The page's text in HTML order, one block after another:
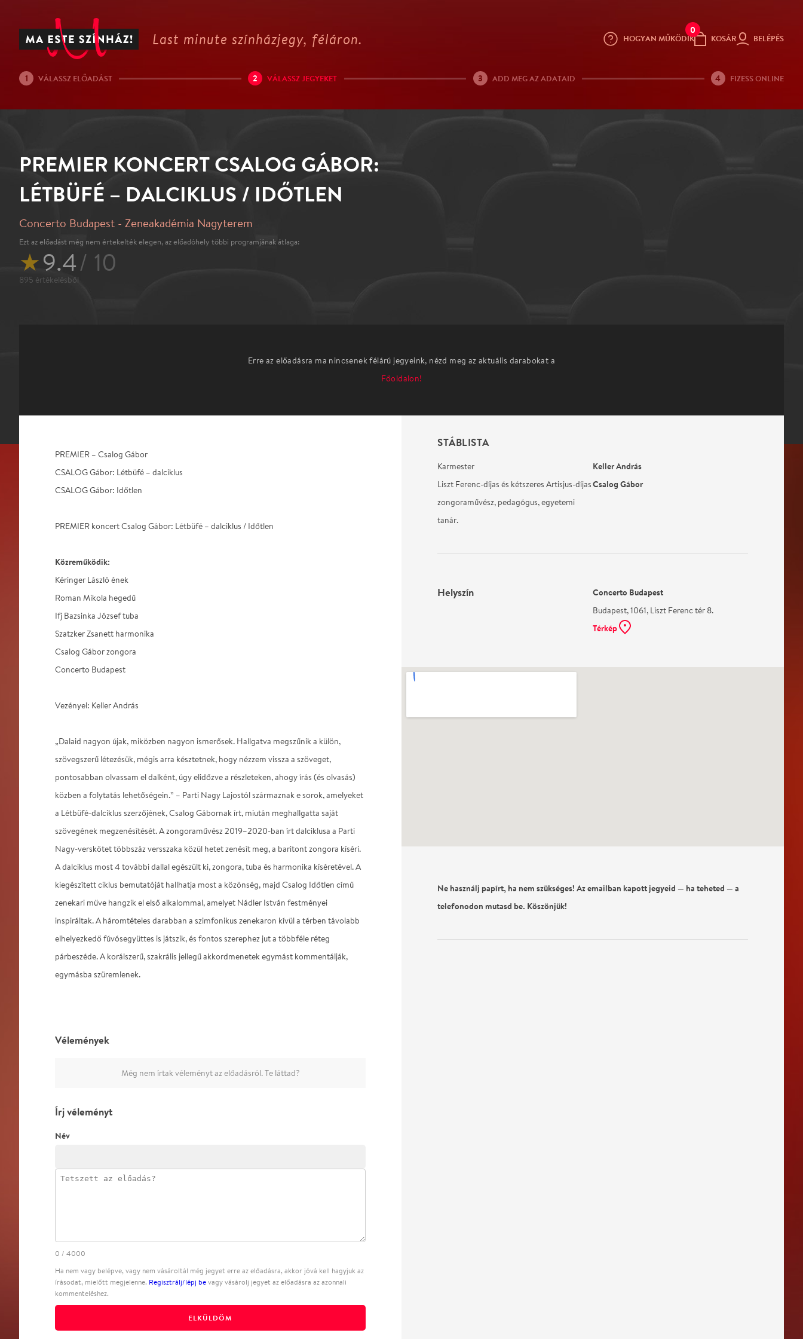
Last minute színházjegy, féláron. HOGYAN MŰKÖDIK
0
KOSÁR BELÉPÉS
1 VÁLASSZ ELŐADÁST 2 VÁLASSZ JEGYEKET 3 ADD MEG AZ ADATAID 4 FIZESS ONLINE
PREMIER KONCERT CSALOG GÁBOR:
LÉTBÜFÉ – DALCIKLUS / IDŐTLEN
Concerto Budapest - Zeneakadémia Nagyterem
Ezt az előadást még nem értekelték elegen, az előadóhely többi programjának átlaga:
★9.4/ 10
895 értékelésből
Erre az előadásra ma nincsenek félárú jegyeink, nézd meg az aktuális darabokat a
Főoldalon!
PREMIER – Csalog Gábor
CSALOG Gábor: Létbüfé – dalciklus
CSALOG Gábor: Időtlen
PREMIER koncert Csalog Gábor: Létbüfé – dalciklus / Időtlen
Közreműködik:
Kéringer László ének
Roman Mikola hegedű
Ifj Bazsinka József tuba
Szatzker Zsanett harmonika
Csalog Gábor zongora
Concerto Budapest
Vezényel: Keller András
„Dalaid nagyon újak, miközben nagyon ismerősek. Hallgatva megszűnik a külön,
szövegszerű létezésük, mégis arra késztetnek, hogy nézzem vissza a szöveget,
pontosabban olvassam el dalként, úgy elidőzve a részleteken, ahogy írás (és olvasás)
közben a folytatás lehetőségein.” – Parti Nagy Lajostól származnak e sorok, amelyeket
a Létbüfé-dalciklus szerzőjének, Csalog Gábornak írt, miután meghallgatta saját
szövegének megzenésítését. A zongoraművész 2019–2020-ban írt dalciklusa a Parti
Nagy-verskötet többszáz versszaka közül hetet zenésít meg, a baritont zongora kíséri.
A dalciklus most 4 további dallal egészült ki, zongora, tuba és harmonika kíséretével. A
kiegészített ciklus bemutatóját hallhatja most a közönség, majd Csalog Időtlen című
zenekari műve hangzik el első alkalommal, amelyet Nádler István festményei
inspiráltak. A háromtételes darabban a szimfonikus zenekaron kívül a térben távolabb
elhelyezkedő fúvósegyüttes is játszik, és fontos szerephez jut a többféle réteg
párbeszéde. A korálszerű, szakrális jellegű akkordmenetek egymást kommentálják,
egymásba szüremlenek.
STÁBLISTA
Karmester Keller András
Liszt Ferenc-díjas és kétszeres Artisjus-díjas
zongoraművész, pedagógus, egyetemi
tanár.
Csalog Gábor
Helyszín Concerto Budapest
Budapest, 1061, Liszt Ferenc tér 8.
Térkép
Ne használj papírt, ha nem szükséges! Az emailban kapott jegyeid — ha teheted — a
telefonodon mutasd be. Köszönjük!
Vélemények
Még nem írtak véleményt az előadásról. Te láttad?
Írj véleményt
Név
0 / 4000
Ha nem vagy belépve, vagy nem vásároltál még jegyet erre az előadásra, akkor jóvá kell hagyjuk az
írásodat, mielőtt megjelenne. Regisztrálj/lépj be vagy vásárolj jegyet az előadásra az azonnali
kommenteléshez.
ELKÜLDÖM